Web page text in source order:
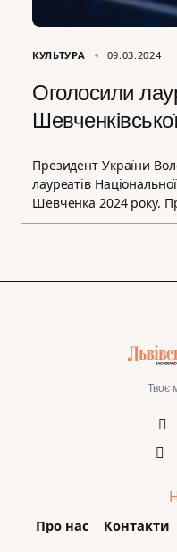
КУЛЬТУРА 09.03.2024
Оголосили
Президент України
лауреатів
Шевченка 2024 року.
Твоє
Про нас Контакти